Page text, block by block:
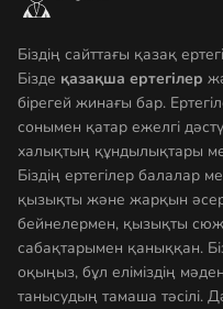
Біздің сайттағы қазақ
Бізде қазақша ертегілер
бірегей жинағы бар.
сонымен қатар ежелгі
халықтың құндылықтары
Біздің ертегілер балалар
қызықты және жарқын
бейнелермен, қызықты
сабақтарымен қаныққан.
оқыңыз, бұл еліміздің
танысудың тамаша тәсілі.